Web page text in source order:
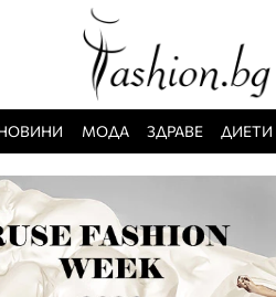
МОДА ЗДРАВЕ ДИЕТИ